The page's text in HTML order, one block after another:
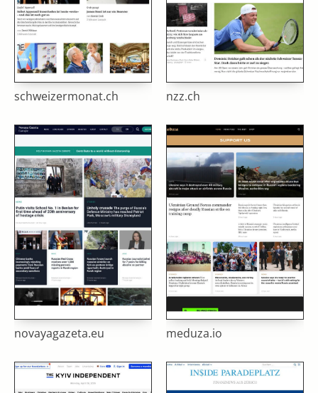
schweizermonat.ch nzz.ch
novayagazeta.eu meduza.io